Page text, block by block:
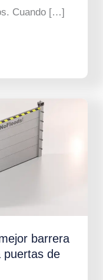
Cuando […]
barrera
puertas de